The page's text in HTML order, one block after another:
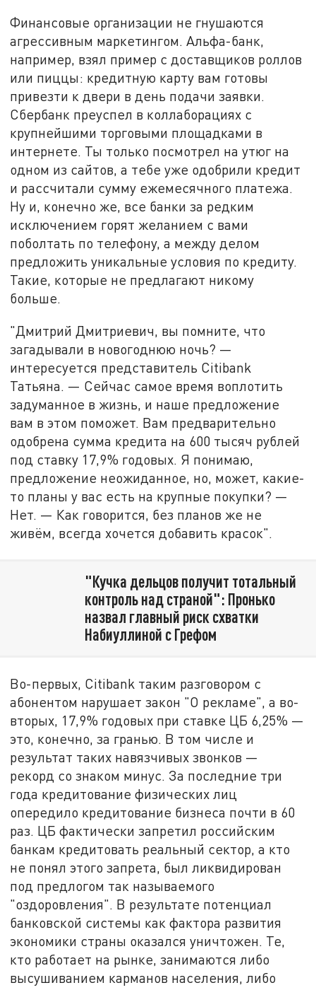
Финансовые организации не гнушаются
агрессивным маркетингом. Альфа-банк,
например, взял пример с доставщиков роллов
или пиццы: кредитную карту вам готовы
привезти к двери в день подачи заявки.
Сбербанк преуспел в коллаборациях с
крупнейшими торговыми площадками в
интернете. Ты только посмотрел на утюг на
одном из сайтов, а тебе уже одобрили кредит
и рассчитали сумму ежемесячного платежа.
Ну и, конечно же, все банки за редким
исключением горят желанием с вами
поболтать по телефону, а между делом
предложить уникальные условия по кредиту.
Такие, которые не предлагают никому
больше.
"Дмитрий Дмитриевич, вы помните, что
загадывали в новогоднюю ночь? —
интересуется представитель Citibank
Татьяна. — Сейчас самое время воплотить
задуманное в жизнь, и наше предложение
вам в этом поможет. Вам предварительно
одобрена сумма кредита на 600 тысяч рублей
под ставку 17,9% годовых. Я понимаю,
предложение неожиданное, но, может, какие-
то планы у вас есть на крупные покупки? —
Нет. — Как говорится, без планов же не
живём, всегда хочется добавить красок".
"Кучка дельцов получит тотальный
контроль над страной": Пронько
назвал главный риск схватки
Набиуллиной с Грефом
Во-первых, Citibank таким разговором с
абонентом нарушает закон "О рекламе", а во-
вторых, 17,9% годовых при ставке ЦБ 6,25% —
это, конечно, за гранью. В том числе и
результат таких навязчивых звонков —
рекорд со знаком минус. За последние три
года кредитование физических лиц
опередило кредитование бизнеса почти в 60
раз. ЦБ фактически запретил российским
банкам кредитовать реальный сектор, а кто
не понял этого запрета, был ликвидирован
под предлогом так называемого
"оздоровления". В результате потенциал
банковской системы как фактора развития
экономики страны оказался уничтожен. Те,
кто работает на рынке, занимаются либо
высушиванием карманов населения, либо